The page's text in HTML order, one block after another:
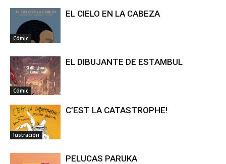
Cómic
EL CIELO EN LA CABEZA
Cómic
EL DIBUJANTE DE ESTAMBUL
Iustración
C’EST LA CATASTROPHE!
PELUCAS PARUKA